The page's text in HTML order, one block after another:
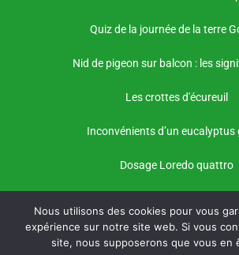
Quiz de la journée de la terre
Nid de pigeon sur balcon : les
Les crottes d'écureuil
Inconvénients d’un eucalyptus
Dosage Loredo quattro
Nous utilisons des cookies pour vous
expérience sur notre site web. Si vous
site, nous supposerons que vous en